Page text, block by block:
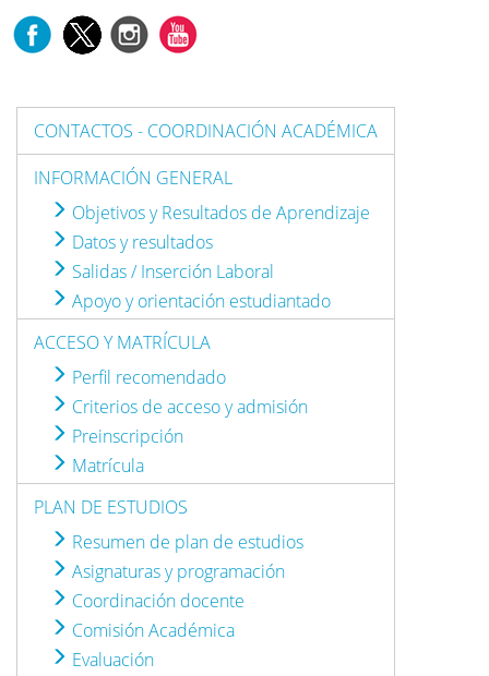
CONTACTOS - COORDINACIÓN ACADÉMICA
INFORMACIÓN GENERAL
Objetivos y Resultados de Aprendizaje
Datos y resultados
Salidas / Inserción Laboral
Apoyo y orientación estudiantado
ACCESO Y MATRÍCULA
Perfil recomendado
Criterios de acceso y admisión
Preinscripción
Matrícula
PLAN DE ESTUDIOS
Resumen de plan de estudios
Asignaturas y programación
Coordinación docente
Comisión Académica
Evaluación